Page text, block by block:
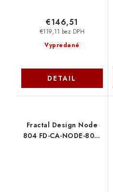
Vypredané
€119,11 bez DPH
€146,51
DETAIL
Fractal Design Node
804 FD-CA-NODE-804-